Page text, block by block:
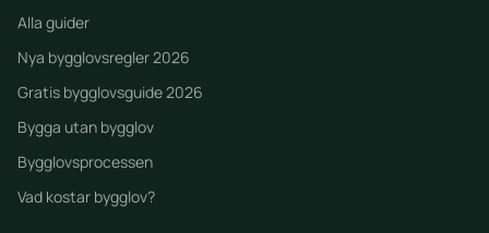
Alla guider
Nya bygglovsregler 2026
Gratis bygglovsguide 2026
Bygga utan bygglov
Bygglovsprocessen
Vad kostar bygglov?